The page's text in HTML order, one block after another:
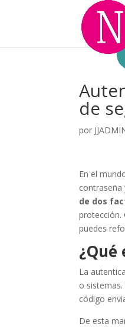
de
por
En el
de dos
protección.
puedes
La
o
código
De esta